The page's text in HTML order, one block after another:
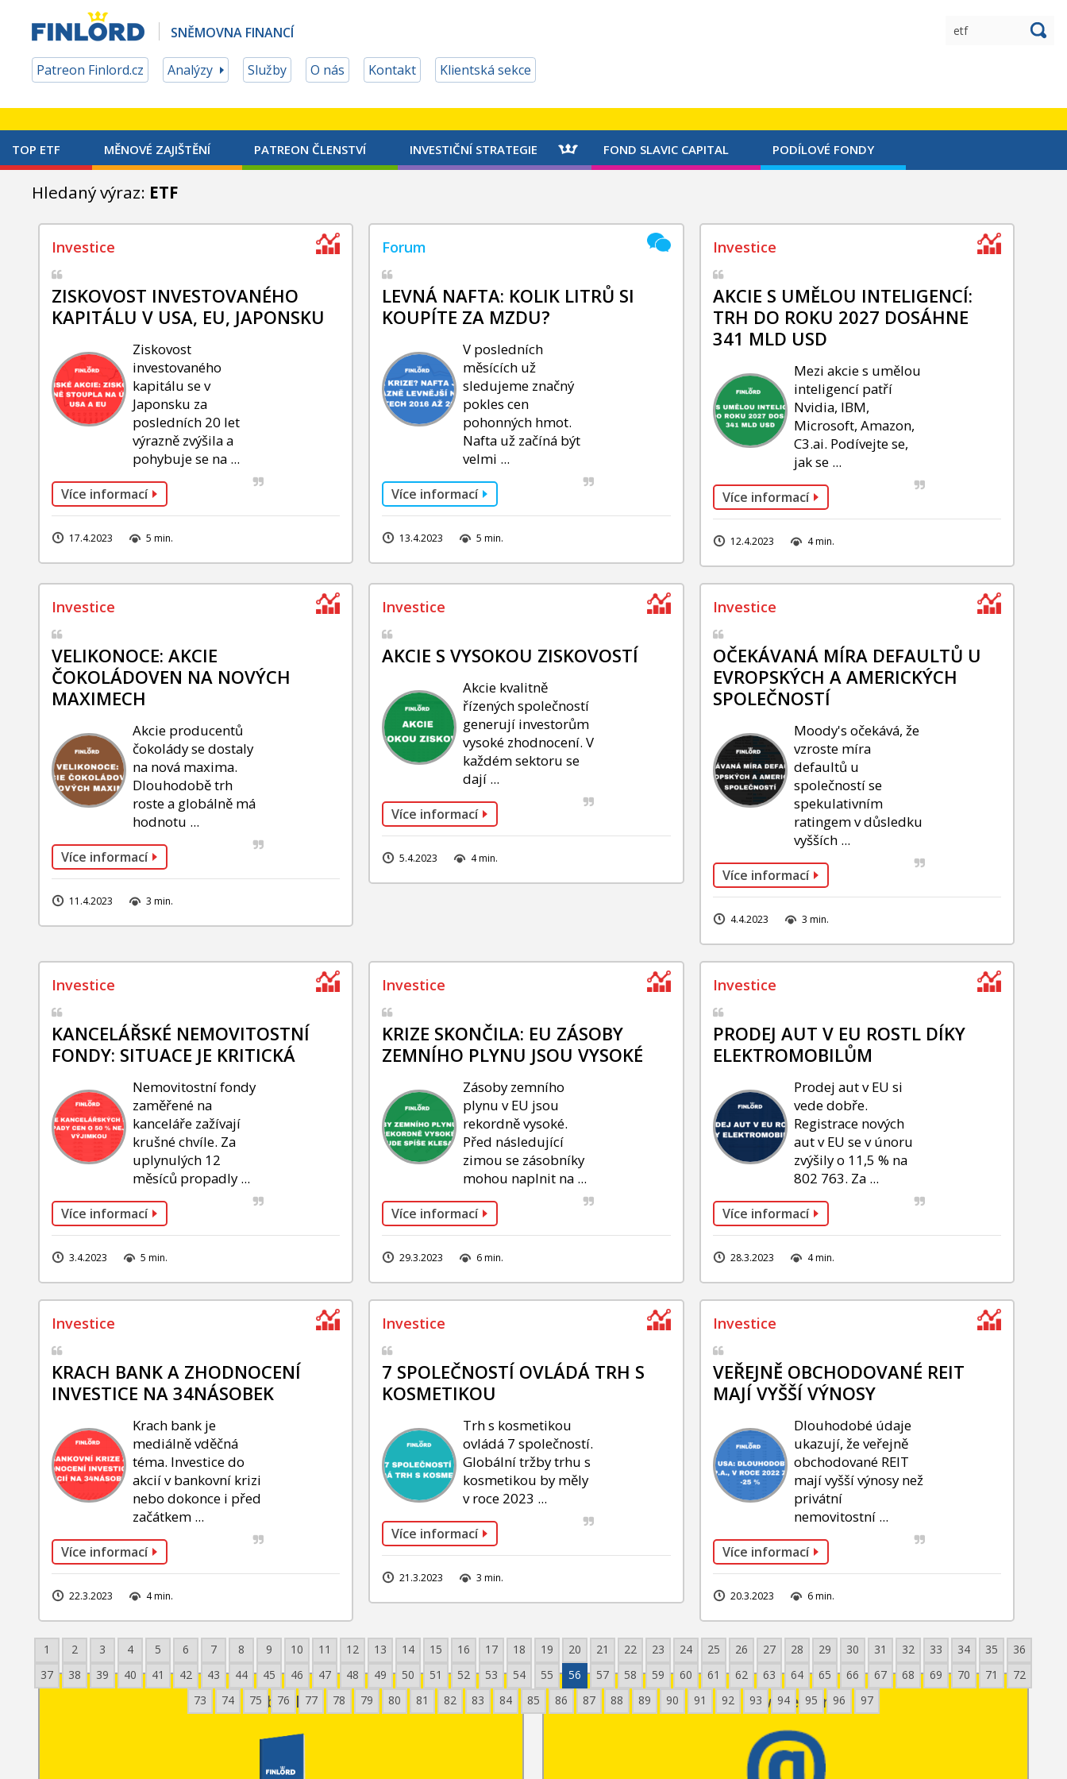
SNĚMOVNA FINANCÍ
Patreon Finlord.cz Analýzy Služby O nás Kontakt Klientská sekce
TOP ETF MĚNOVÉ ZAJIŠTĚNÍ PATREON ČLENSTVÍ INVESTIČNÍ STRATEGIE FOND SLAVIC CAPITAL PODÍLOVÉ FONDY
Hledaný výraz: ETF
ZISKOVOST INVESTOVANÉHO
KAPITÁLU V USA, EU, JAPONSKU
Ziskovost
investovaného
kapitálu se v
Japonsku za
posledních 20 let
výrazně zvýšila a
pohybuje se na ...
Více informací
17.4.2023 5 min.
LEVNÁ NAFTA: KOLIK LITRŮ SI
KOUPÍTE ZA MZDU?
V posledních
měsících už
sledujeme značný
pokles cen
pohonných hmot.
Nafta už začíná být
velmi ...
Více informací
13.4.2023 5 min.
AKCIE S UMĚLOU INTELIGENCÍ:
TRH DO ROKU 2027 DOSÁHNE
341 MLD USD
Mezi akcie s umělou
inteligencí patří
Nvidia, IBM,
Microsoft, Amazon,
C3.ai. Podívejte se,
jak se ...
Více informací
12.4.2023 4 min.
VELIKONOCE: AKCIE
ČOKOLÁDOVEN NA NOVÝCH
MAXIMECH
Akcie producentů
čokolády se dostaly
na nová maxima.
Dlouhodobě trh
roste a globálně má
hodnotu ...
Více informací
11.4.2023 3 min.
AKCIE S VYSOKOU ZISKOVOSTÍ
Akcie kvalitně
řízených společností
generují investorům
vysoké zhodnocení. V
každém sektoru se
dají ...
Více informací
5.4.2023 4 min.
OČEKÁVANÁ MÍRA DEFAULTŮ U
EVROPSKÝCH A AMERICKÝCH
SPOLEČNOSTÍ
Moody's očekává, že
vzroste míra
defaultů u
společností se
spekulativním
ratingem v důsledku
vyšších ...
Více informací
4.4.2023 3 min.
KANCELÁŘSKÉ NEMOVITOSTNÍ
FONDY: SITUACE JE KRITICKÁ
Nemovitostní fondy
zaměřené na
kanceláře zažívají
krušné chvíle. Za
uplynulých 12
měsíců propadly ...
Více informací
3.4.2023 5 min.
KRIZE SKONČILA: EU ZÁSOBY
ZEMNÍHO PLYNU JSOU VYSOKÉ
Zásoby zemního
plynu v EU jsou
rekordně vysoké.
Před následující
zimou se zásobníky
mohou naplnit na ...
Více informací
29.3.2023 6 min.
PRODEJ AUT V EU ROSTL DÍKY
ELEKTROMOBILŮM
Prodej aut v EU si
vede dobře.
Registrace nových
aut v EU se v únoru
zvýšily o 11,5 % na
802 763. Za ...
Více informací
28.3.2023 4 min.
KRACH BANK A ZHODNOCENÍ
INVESTICE NA 34NÁSOBEK
Krach bank je
mediálně vděčná
téma. Investice do
akcií v bankovní krizi
nebo dokonce i před
začátkem ...
Více informací
22.3.2023 4 min.
7 SPOLEČNOSTÍ OVLÁDÁ TRH S
KOSMETIKOU
Trh s kosmetikou
ovládá 7 společností.
Globální tržby trhu s
kosmetikou by měly
v roce 2023 ...
Více informací
21.3.2023 3 min.
VEŘEJNĚ OBCHODOVANÉ REIT
MAJÍ VYŠŠÍ VÝNOSY
Dlouhodobé údaje
ukazují, že veřejně
obchodované REIT
mají vyšší výnosy než
privátní
nemovitostní ...
Více informací
20.3.2023 6 min.
1 2 3 4 5 6 7 8 9 10 11 12 13 14 15 16 17 18 19 20 21 22 23 24 25 26 27 28 29 30 31 32 33 34 35
36
37
38 39 40 41 42 43 44 45 46 47 48 49 50 51 52 53 54 55 56 57 58 59 60 61 62 63 64 65 66 67 68 69 70 71
72
73
74 75 76 77 78 79 80 81 82 83 84 85 86 87 88 89 90 91 92 93 94 95 96 97
Ebook Newsletter